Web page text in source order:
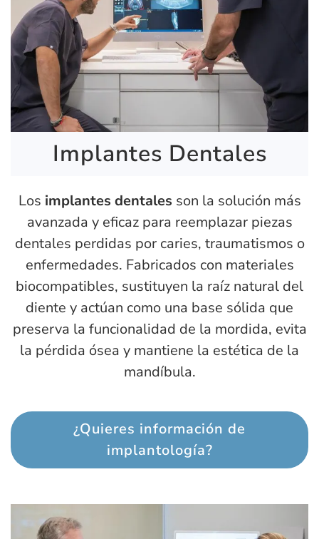
Implantes Dentales
Los implantes dentales son la solución más
avanzada y eficaz para reemplazar piezas
dentales perdidas por caries, traumatismos o
enfermedades. Fabricados con materiales
biocompatibles, sustituyen la raíz natural del
diente y actúan como una base sólida que
preserva la funcionalidad de la mordida, evita
la pérdida ósea y mantiene la estética de la
mandíbula.
¿Quieres información de
implantología?